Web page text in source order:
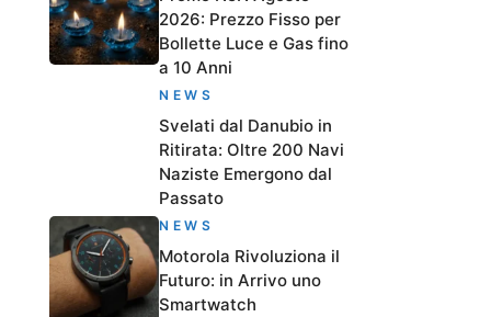
2026: Prezzo Fisso per
Bollette Luce e Gas fino
a 10 Anni
NEWS
Svelati dal Danubio in
Ritirata: Oltre 200 Navi
Naziste Emergono dal
Passato
NEWS
Motorola Rivoluziona il
Futuro: in Arrivo uno
Smartwatch